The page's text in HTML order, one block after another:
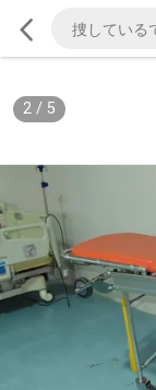
2/ 5